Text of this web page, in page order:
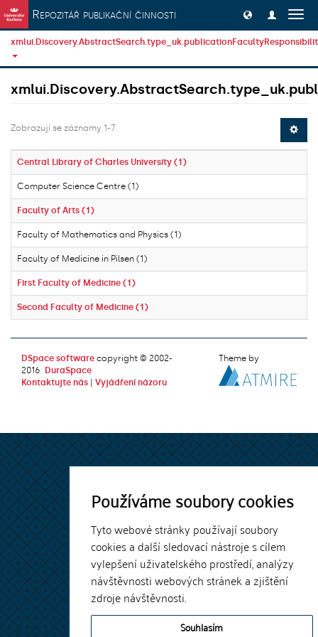
Používáme soubory cookies
Tyto webové stránky používají soubory
cookies a další sledovací nástroje s cílem
vylepšení uživatelského prostředí, analýzy
návštěvnosti webových stránek a zjištění
zdroje návštěvnosti.
Souhlasím
Přeskočit na obsah
Repozitář publikační činnosti
Zobrazují se záznamy 1-7
Central Library of Charles University (1)
Computer Science Centre (1)
Faculty of Arts (1)
Faculty of Mathematics and Physics (1)
Faculty of Medicine in Pilsen (1)
First Faculty of Medicine (1)
Second Faculty of Medicine (1)
DSpace software copyright © 2002-
2016
DuraSpace
Kontaktujte nás
Vyjádření názoru
Theme by